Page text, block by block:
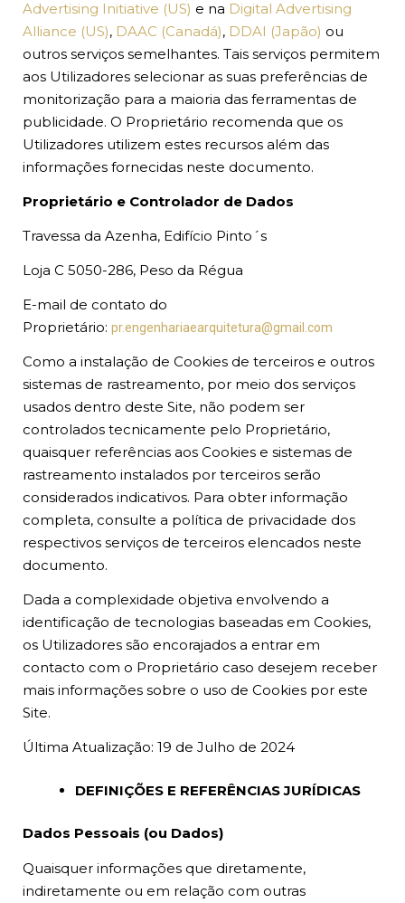
Advertising Initiative (US) e na Digital Advertising
Alliance (US), DAAC (Canadá), DDAI (Japão) ou
outros serviços semelhantes. Tais serviços permitem
aos Utilizadores selecionar as suas preferências de
monitorização para a maioria das ferramentas de
publicidade. O Proprietário recomenda que os
Utilizadores utilizem estes recursos além das
informações fornecidas neste documento.
Proprietário e Controlador de Dados
Travessa da Azenha, Edifício Pinto´s
Loja C 5050-286, Peso da Régua
E-mail de contato do
Proprietário: pr.engenhariaearquitetura@gmail.com
Como a instalação de Cookies de terceiros e outros
sistemas de rastreamento, por meio dos serviços
usados dentro deste Site, não podem ser
controlados tecnicamente pelo Proprietário,
quaisquer referências aos Cookies e sistemas de
rastreamento instalados por terceiros serão
considerados indicativos. Para obter informação
completa, consulte a política de privacidade dos
respectivos serviços de terceiros elencados neste
documento.
Dada a complexidade objetiva envolvendo a
identificação de tecnologias baseadas em Cookies,
os Utilizadores são encorajados a entrar em
contacto com o Proprietário caso desejem receber
mais informações sobre o uso de Cookies por este
Site.
Última Atualização: 19 de Julho de 2024
DEFINIÇÕES E REFERÊNCIAS JURÍDICAS
Dados Pessoais (ou Dados)
Quaisquer informações que diretamente,
indiretamente ou em relação com outras